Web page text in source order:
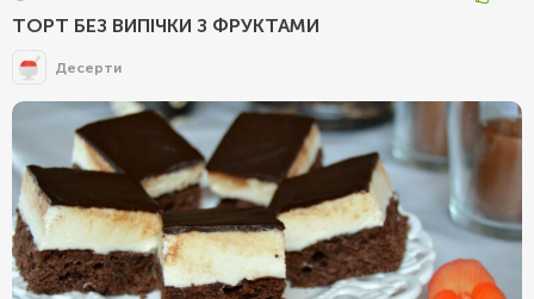
ТОРТ БЕЗ ВИПІЧКИ З ФРУКТАМИ
Десерти